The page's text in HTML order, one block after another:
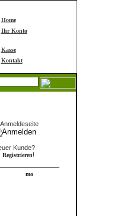
Home
Ihr Konto
Kasse
Kontakt
Kunde?
Registrieren!